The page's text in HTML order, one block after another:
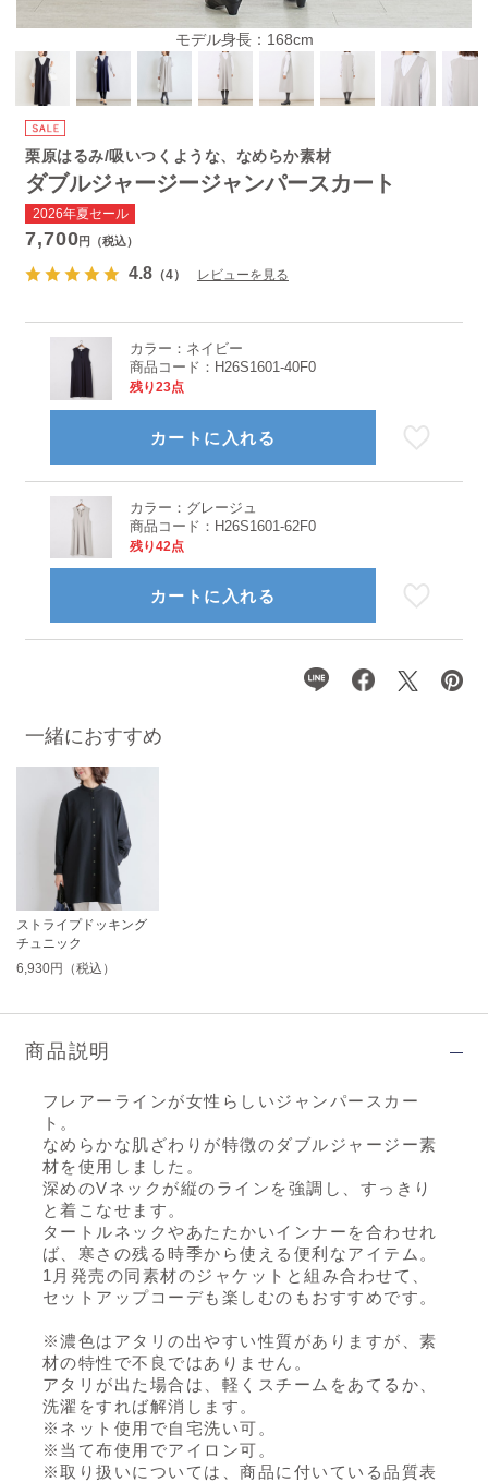
モデル身長：168cm
一緒におすすめ
ストライプドッキング
チュニック
6,930円（税込）
ダブルジャージージャンパースカート
栗原はるみ/吸いつくような、なめらか素材
2026年夏セール
7,700円（税込）
4.8（4） レビューを見る
カラー： ネイビー
商品コード： H26S1601-40F0
残り23点
カートに入れる
カラー： グレージュ
商品コード： H26S1601-62F0
残り42点
カートに入れる
商品説明
フレアーラインが女性らしいジャンパースカー
ト。
なめらかな肌ざわりが特徴のダブルジャージー素
材を使用しました。
深めのVネックが縦のラインを強調し、すっきり
と着こなせます。
タートルネックやあたたかいインナーを合わせれ
ば、寒さの残る時季から使える便利なアイテム。
1月発売の同素材のジャケットと組み合わせて、
セットアップコーデも楽しむのもおすすめです。
※濃色はアタリの出やすい性質がありますが、素
材の特性で不良ではありません。
アタリが出た場合は、軽くスチームをあてるか、
洗濯をすれば解消します。
※ネット使用で自宅洗い可。
※当て布使用でアイロン可。
※取り扱いについては、商品に付いている品質表